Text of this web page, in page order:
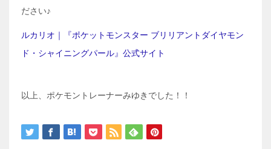
ださい♪
ルカリオ｜『ポケットモンスター ブリリアントダイヤモン
ド・シャイニングパール』公式サイト
以上、ポケモントレーナーみゆきでした！！